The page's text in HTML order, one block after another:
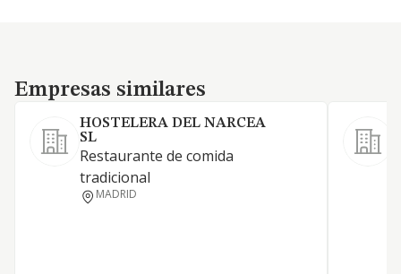
Empresas similares
Empresas similares
HOSTELERA DEL NARCEA
SL
Restaurante de comida
tradicional
MADRID